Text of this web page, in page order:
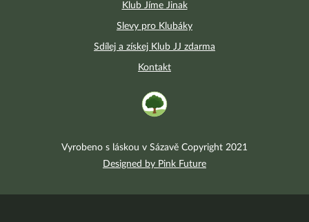
Klub Jíme Jinak
Slevy pro Klubáky
Sdílej a získej Klub JJ zdarma
Kontakt
Vyrobeno s láskou v Sázavě Copyright 2021
Designed by Pink Future